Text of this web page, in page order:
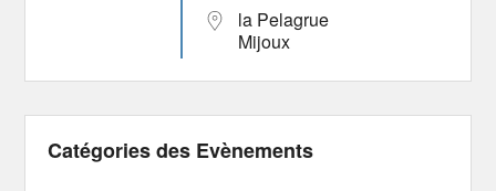
la Pelagrue
Mijoux
Catégories des Evènements